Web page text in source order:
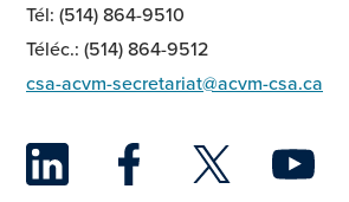
Tél: (514) 864-9510
Téléc.: (514) 864-9512
csa-acvm-secretariat@acvm-csa.ca
LinkedIn